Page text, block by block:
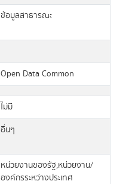
ข้อมูลสาธารณะ
Open Data Common
ไม่มี
อื่นๆ
หน่วยงานของรัฐ,หน่วยงาน/
องค์กรระหว่างประเทศ